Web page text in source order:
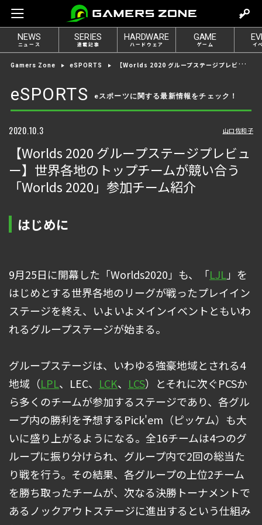
e
t
l
o
g
n
NEWS
ニュース
SERIES
連載記事
HARDWARE
ハードウェア
GAME
ゲーム イ
Gamers Zone eSPORTS 【Worlds 2020 グループステージプレビュー】世界各地のトップチームが競い合う「Worlds 2020」参加チーム紹介
eSPORTS eスポーツに関する最新情報をチェック！
2020.10.3 山口佐和子
【Worlds 2020 グループステージプレビュ
ー】世界各地のトップチームが競い合う
「Worlds 2020」参加チーム紹介
はじめに
9月25日に開幕した「Worlds2020」も、「LJL」を
はじめとする世界各地のリーグが戦ったプレイイン
ステージを終え、いよいよメインイベントともいわ
れるグループステージが始まる。
グループステージは、いわゆる強豪地域とされる4
地域（LPL、LEC、 LCK、 LCS）とそれに次ぐPCSか
ら多くのチームが参加するステージであり、各グル
ープ内の勝利を予想するPick'em（ピッケム）も大
いに盛り上がるようになる。全16チームは4つのグ
ループに振り分けられ、グループ内で2回の総当た
り戦を行う。その結果、各グループの上位2チーム
を勝ち取ったチームが、次なる決勝トーナメントで
あるノックアウトステージに進出するという仕組み